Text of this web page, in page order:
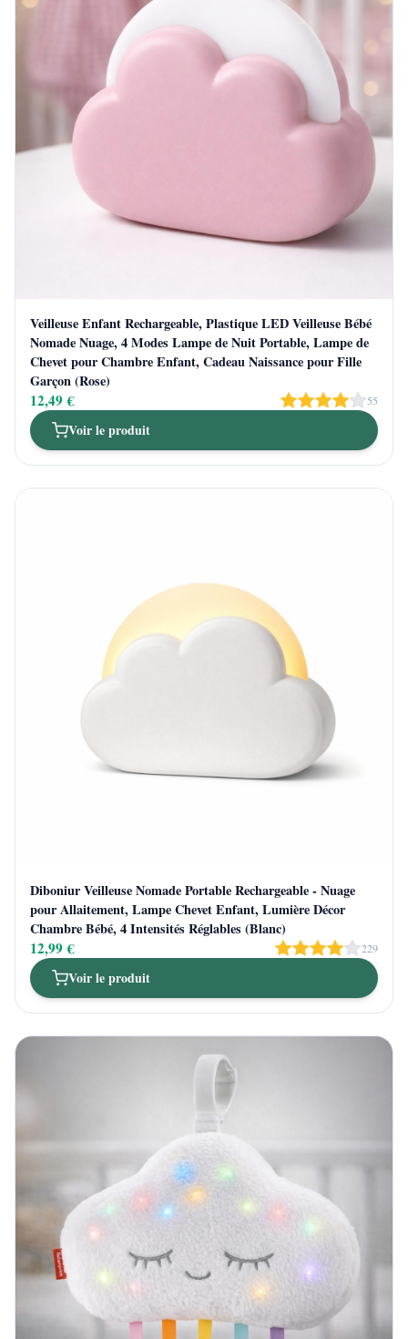
Veilleuse Enfant Rechargeable, Plastique LED Veilleuse Bébé
Nomade Nuage, 4 Modes Lampe de Nuit Portable, Lampe de
Chevet pour Chambre Enfant, Cadeau Naissance pour Fille
Garçon (Rose)
12,49 € 55
Voir le produit
Diboniur Veilleuse Nomade Portable Rechargeable - Nuage
pour Allaitement, Lampe Chevet Enfant, Lumière Décor
Chambre Bébé, 4 Intensités Réglables (Blanc)
12,99 € 229
Voir le produit